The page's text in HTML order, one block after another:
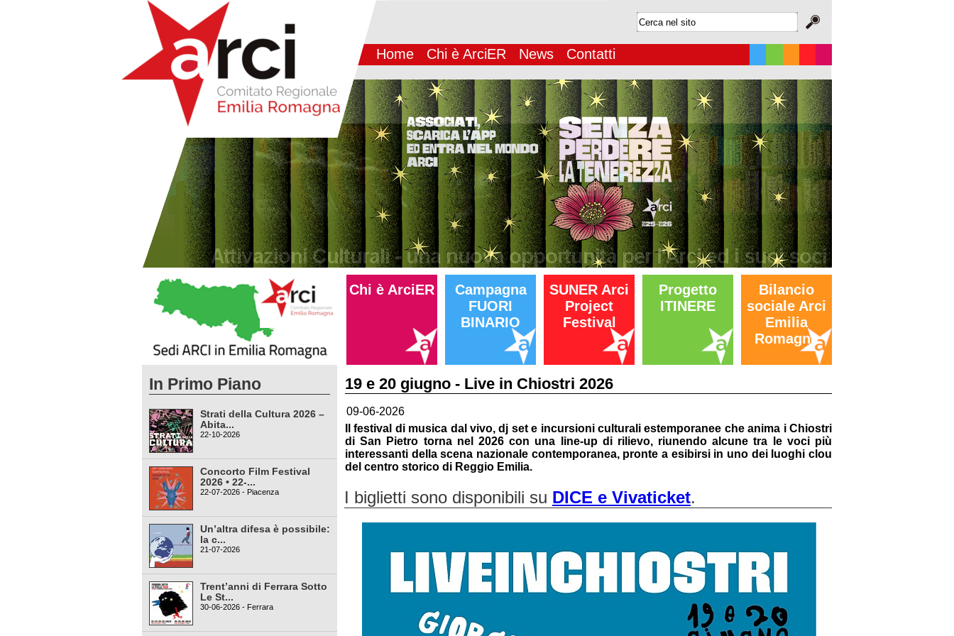
Home Chi è ArciER News Contatti
In Primo Piano
Strati della Cultura 2026 –
Abita...
22-10-2026
Concorto Film Festival
2026 • 22-...
22-07-2026 - Piacenza
Un’altra difesa è possibile:
la c...
21-07-2026
Trent’anni di Ferrara Sotto
Le St...
30-06-2026 - Ferrara
Chi è ArciER
Campagna
FUORI
BINARIO
SUNER Arci
Project
Festival
Progetto
ITINERE
Bilancio
sociale Arci
Emilia
Romagna
19 e 20 giugno - Live in Chiostri 2026
09-06-2026
Il festival di musica dal vivo, dj set e incursioni culturali estemporanee che anima i Chiostri
di San Pietro torna nel 2026 con una line-up di rilievo, riunendo alcune tra le voci più
interessanti della scena nazionale contemporanea, pronte a esibirsi in uno dei luoghi clou
del centro storico di Reggio Emilia.
I biglietti sono disponibili su DICE e Vivaticket.